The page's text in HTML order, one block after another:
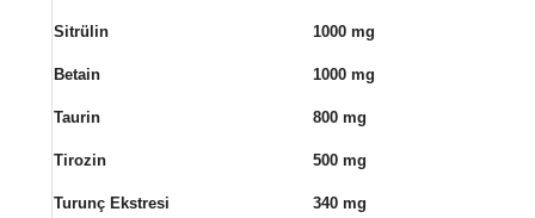
Sitrülin 1000 mg
Betain 1000 mg
Taurin 800 mg
Tirozin 500 mg
Turunç Ekstresi 340 mg